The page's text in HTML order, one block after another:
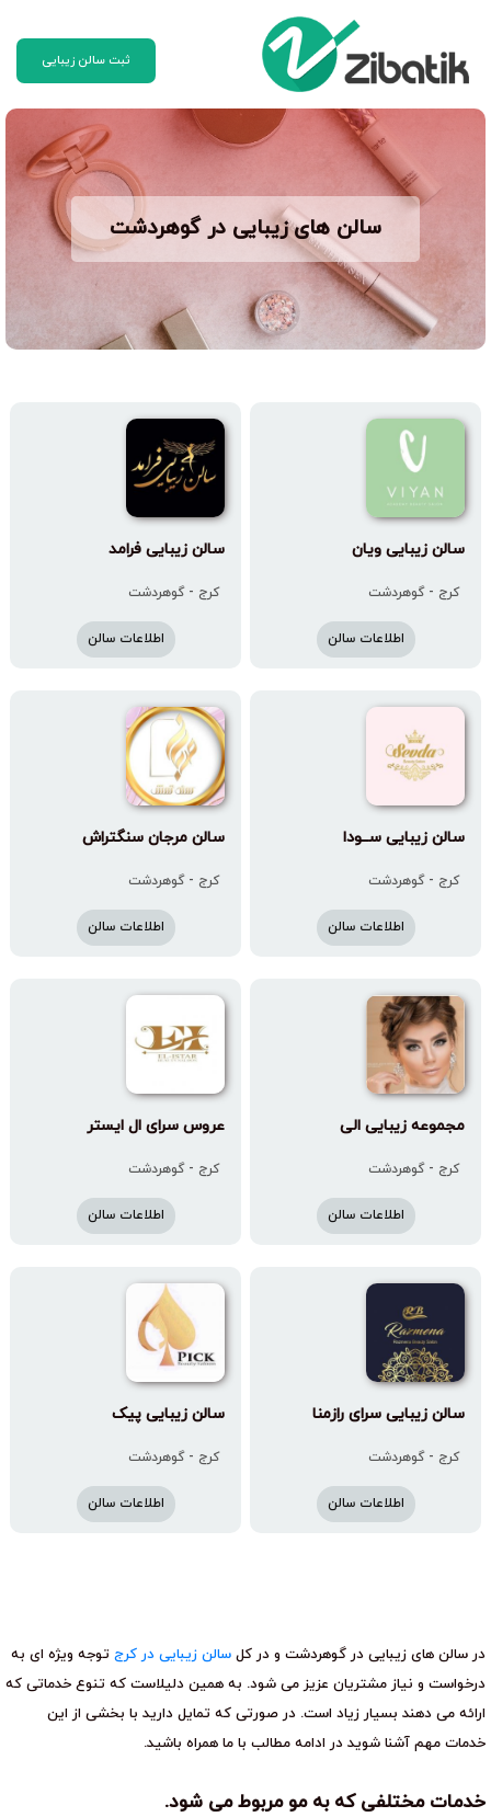
ثبت سالن زیبایی
سالن های زیبایی در گوهردشت
سالن زیبایی ویان
کرج - گوهردشت
اطلاعات سالن
سالن زیبایی فرامد
کرج - گوهردشت
اطلاعات سالن
سالن زیبایی سـ‌ـودا
کرج - گوهردشت
اطلاعات سالن
سالن مرجان سنگتراش
کرج - گوهردشت
اطلاعات سالن
مجموعه زیبایی الی
کرج - گوهردشت
اطلاعات سالن
عروس سرای ال ایستر
کرج - گوهردشت
اطلاعات سالن
سالن زیبایی سرای رازمنا
کرج - گوهردشت
اطلاعات سالن
سالن زیبایی پیک
کرج - گوهردشت
اطلاعات سالن
در سالن های زیبایی در گوهردشت و در کل سالن زیبایی در کرج توجه ویژه ای به
درخواست و نیاز مشتریان عزیز می شود. به همین دلیلاست که تنوع خدماتی که
ارائه می دهند بسیار زیاد است. در صورتی که تمایل دارید با بخشی از این
خدمات مهم آشنا شوید در ادامه مطالب با ما همراه باشید.
خدمات مختلفی که به مو مربوط می شود.